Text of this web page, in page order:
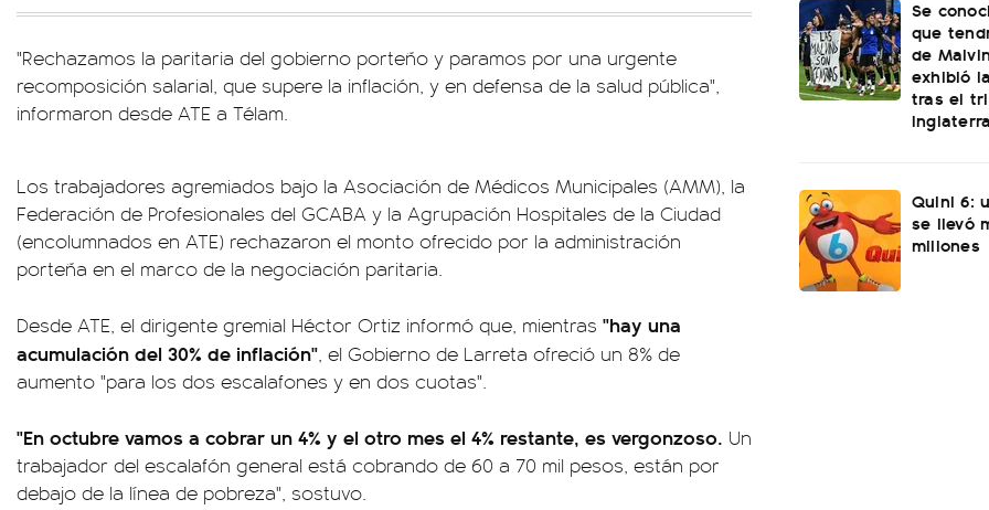
"Rechazamos la paritaria del gobierno porteño y paramos por una urgente
recomposición salarial, que supere la inflación, y en defensa de la salud pública",
informaron desde ATE a Télam.
Los trabajadores agremiados bajo la Asociación de Médicos Municipales (AMM), la
Federación de Profesionales del GCABA y la Agrupación Hospitales de la Ciudad
(encolumnados en ATE) rechazaron el monto ofrecido por la administración
porteña en el marco de la negociación paritaria.
Desde ATE, el dirigente gremial Héctor Ortiz informó que, mientras "hay una
acumulación del 30% de inflación", el Gobierno de Larreta ofreció un 8% de
aumento "para los dos escalafones y en dos cuotas".
"En octubre vamos a cobrar un 4% y el otro mes el 4% restante, es vergonzoso. Un
trabajador del escalafón general está cobrando de 60 a 70 mil pesos, están por
debajo de la línea de pobreza", sostuvo.
Se
que
de
exhibió
tras el
Inglaterra
Quini 6:
se llevó
millones